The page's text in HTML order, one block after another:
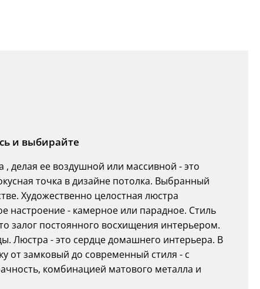
и выбирайте
, делая ее воздушной или массивной - это
точка в дизайне потолка. Выбранный
Художественно целостная люстра
настроение - камерное или парадное. Стиль
залог постоянного восхищения интерьером.
Люстра - это сердце домашнего интерьера. В
от замковый до современный стиля - с
комбинацией матового металла и